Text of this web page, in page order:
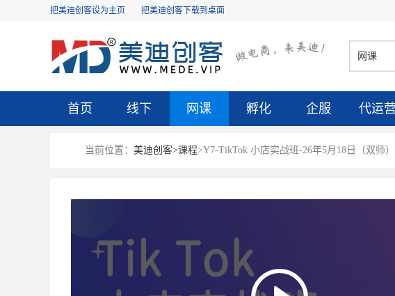
把美迪创客设为主页 把美迪创客下载到桌面
首页 线下 网课 孵化 企服 代运营
当前位置： 美迪创客>课程>Y7-TikTok 小店实战班-26年5月18日（双师）